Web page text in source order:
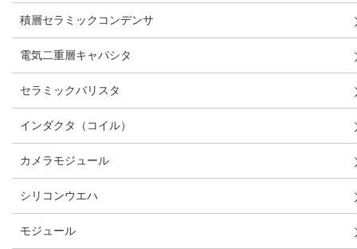
積層セラミックコンデンサ
電気二重層キャパシタ
セラミックバリスタ
インダクタ（コイル）
カメラモジュール
シリコンウエハ
モジュール